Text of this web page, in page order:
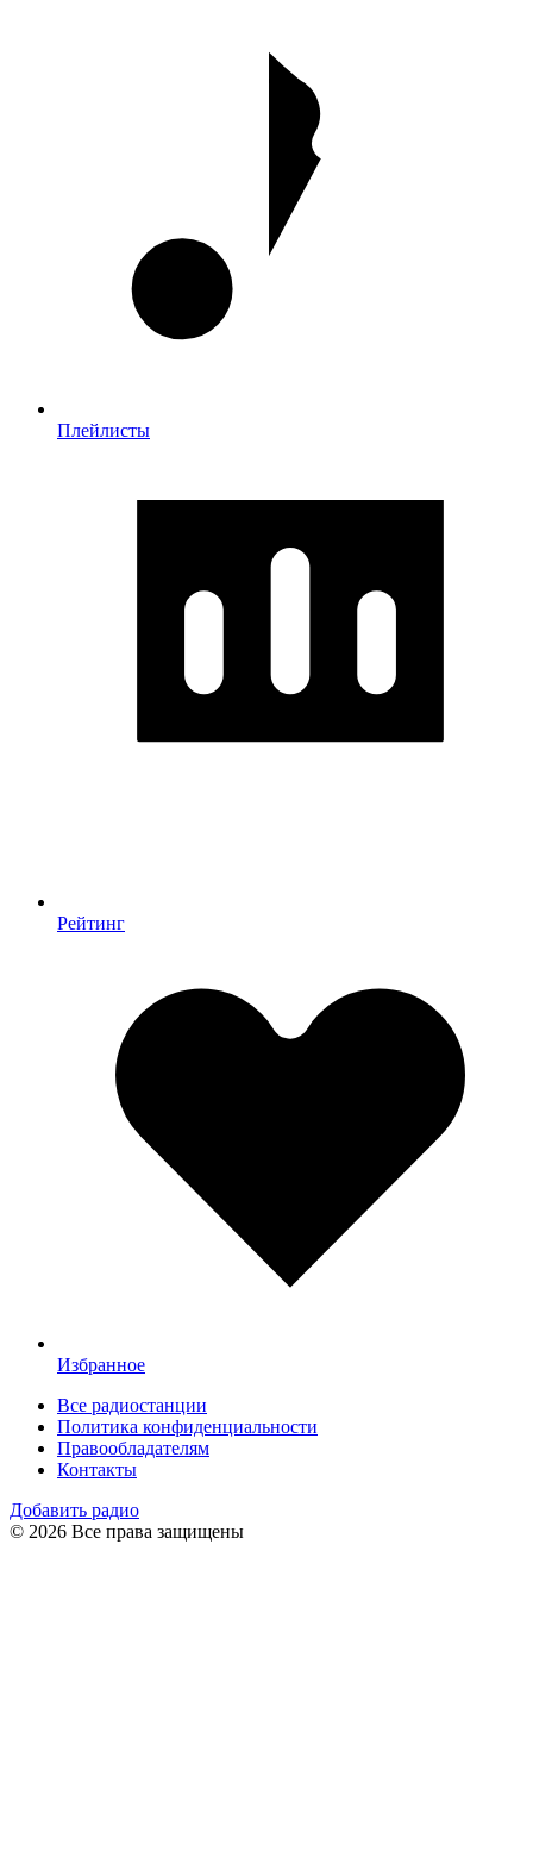
Плейлисты
Рейтинг
Избранное
Все радиостанции
Политика конфиденциальности
Правообладателям
Контакты
Добавить радио
© 2026 Все права защищены